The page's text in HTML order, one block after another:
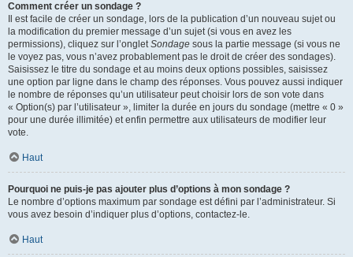
Comment créer un sondage ?
Il est facile de créer un sondage, lors de la publication d’un nouveau sujet ou
la modification du premier message d’un sujet (si vous en avez les
permissions), cliquez sur l’ongletSondage sous la partie message (si vous ne
le voyez pas, vous n’avez probablement pas le droit de créer des sondages).
Saisissez le titre du sondage et au moins deux options possibles, saisissez
une option par ligne dans le champ des réponses. Vous pouvez aussi indiquer
le nombre de réponses qu’un utilisateur peut choisir lors de son vote dans
« Option(s) par l’utilisateur », limiter la durée en jours du sondage (mettre « 0 »
pour une durée illimitée) et enfin permettre aux utilisateurs de modifier leur
vote.
Haut
Pourquoi ne puis-je pas ajouter plus d’options à mon sondage ?
Le nombre d’options maximum par sondage est défini par l’administrateur. Si
vous avez besoin d’indiquer plus d’options, contactez-le.
Haut